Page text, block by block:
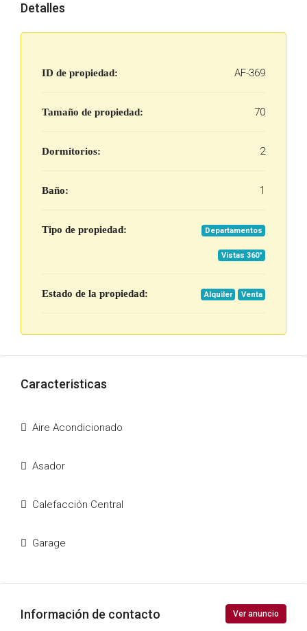
Detalles
ID de propiedad: AF-369
Tamaño de propiedad: 70
Dormitorios: 2
Baño: 1
Tipo de propiedad: Departamentos
Vistas 360°
Estado de la propiedad: Alquiler Venta
Caracteristicas
Aire Acondicionado
Asador
Calefacción Central
Garage
Información de contacto Ver anuncio